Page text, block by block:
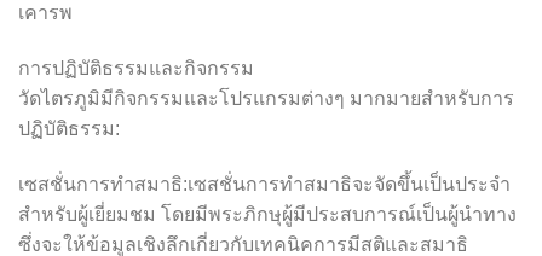
เคารพ
การปฏิบัติธรรมและกิจกรรม
วัดไตรภูมิมีกิจกรรมและโปรแกรมต่างๆ มากมายสำหรับการ
ปฏิบัติธรรม:
เซสชั่นการทำสมาธิ:เซสชั่นการทำสมาธิจะจัดขึ้นเป็นประจำ
สำหรับผู้เยี่ยมชม โดยมีพระภิกษุผู้มีประสบการณ์เป็นผู้นำทาง
ซึ่งจะให้ข้อมูลเชิงลึกเกี่ยวกับเทคนิคการมีสติและสมาธิ